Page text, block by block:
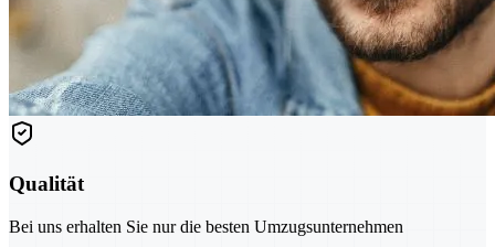
Qualität
Bei uns erhalten Sie nur die besten Umzugsunternehmen